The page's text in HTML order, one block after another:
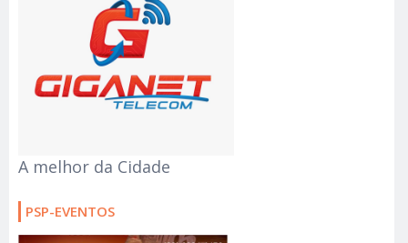
A melhor da Cidade
PSP-EVENTOS